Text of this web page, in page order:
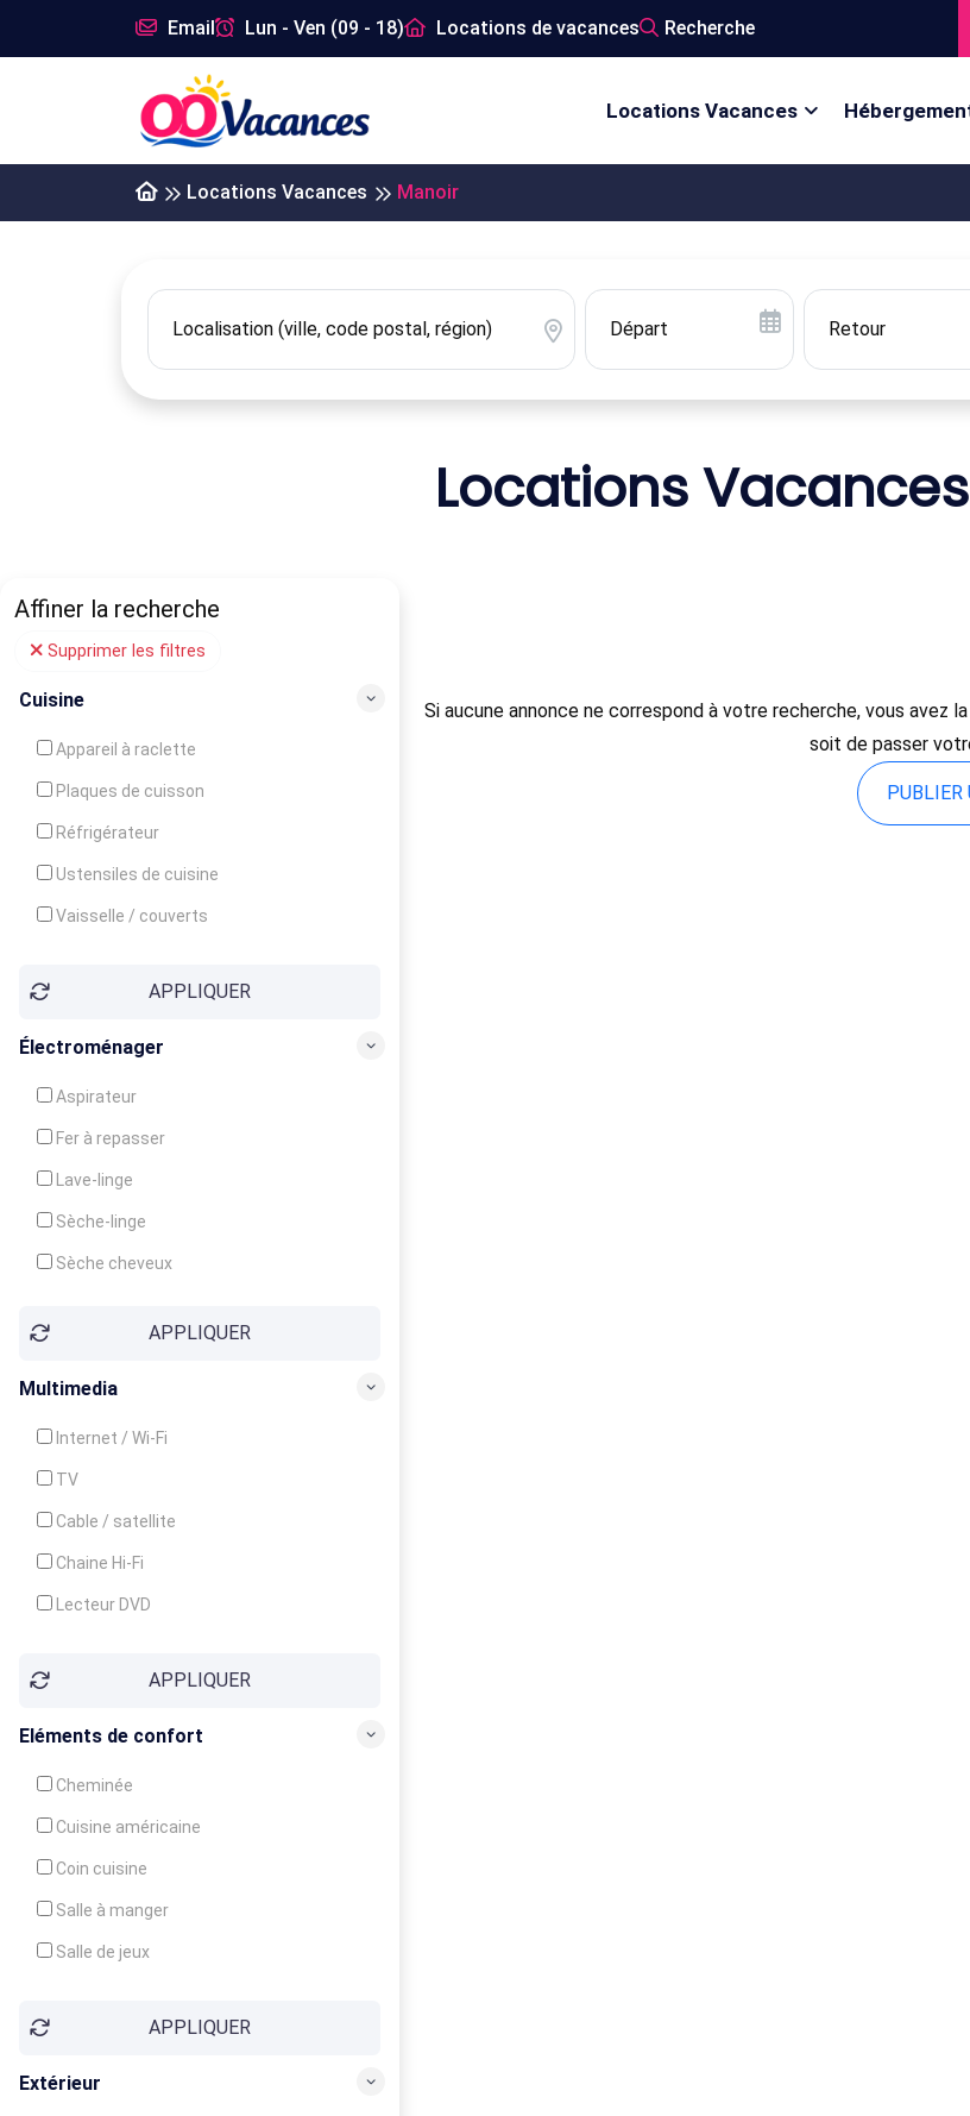
Email Lun - Ven (09 - 18) Locations de vacances Recherche
Locations Vacances
Locations Vacances Manoir
Locations
Affiner la recherche
Supprimer les filtres
Cuisine
Appareil à raclette
Plaques de cuisson
Réfrigérateur
Ustensiles de cuisine
Vaisselle / couverts
Congélateur
APPLIQUER
Électroménager
Aspirateur
Fer à repasser
Lave-linge
Sèche-linge
Sèche cheveux
APPLIQUER
Multimedia
Internet / Wi-Fi
TV
Cable / satellite
Chaine Hi-Fi
Lecteur DVD
APPLIQUER
Eléments de confort
Cheminée
Cuisine américaine
Coin cuisine
Salle à manger
Salle de jeux
Balcon / Terrasse
APPLIQUER
Extérieur
Si aucune annonce ne correspond à votre recherche, vous
soit de passer
PUBLIER